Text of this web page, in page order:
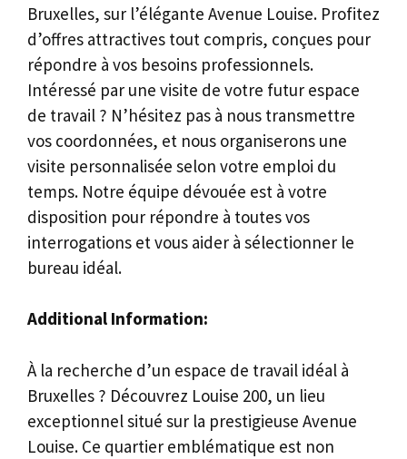
Bruxelles, sur l’élégante Avenue Louise. Profitez
d’offres attractives tout compris, conçues pour
répondre à vos besoins professionnels.
Intéressé par une visite de votre futur espace
de travail ? N’hésitez pas à nous transmettre
vos coordonnées, et nous organiserons une
visite personnalisée selon votre emploi du
temps. Notre équipe dévouée est à votre
disposition pour répondre à toutes vos
interrogations et vous aider à sélectionner le
bureau idéal.
Additional Information:
À la recherche d’un espace de travail idéal à
Bruxelles ? Découvrez Louise 200, un lieu
exceptionnel situé sur la prestigieuse Avenue
Louise. Ce quartier emblématique est non